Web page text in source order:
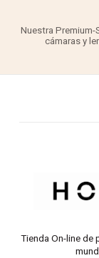
Nuestra
cámaras y
Tienda On-line